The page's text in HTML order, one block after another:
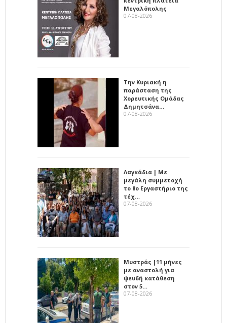
Μεγαλόπολης
07-08-2026
Την Κυριακή η
παράσταση της
Χορευτικής Ομάδας
Δημητσάνα…
07-08-2026
Λαγκάδια | Με
μεγάλη συμμετοχή
το 8ο Εργαστήριο της
τέχ…
07-08-2026
Μυστράς |11 μήνες
με αναστολή για
ψευδή κατάθεση
στον 5…
07-08-2026